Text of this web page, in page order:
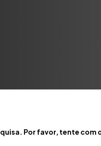
Por favor, tente com